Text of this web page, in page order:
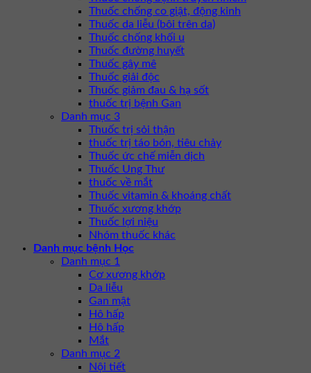
Thuốc chống co giật, động kinh
Thuốc da liễu (bôi trên da)
Thuốc chống khối u
Thuốc đường huyết
Thuốc gây mê
Thuốc giải độc
Thuốc giảm đau & hạ sốt
thuốc trị bệnh Gan
Danh mục 3
Thuốc trị sỏi thận
thuốc trị táo bón, tiêu chảy
Thuốc ức chế miễn dịch
Thuốc Ung Thư
thuốc về mắt
Thuốc vitamin & khoáng chất
Thuốc xương khớp
Thuốc lợi niệu
Nhóm thuốc khác
Danh mục bệnh Học
Danh mục 1
Cơ xương khớp
Da liễu
Gan mật
Hô hấp
Hô hấp
Mắt
Danh mục 2
Nội tiết